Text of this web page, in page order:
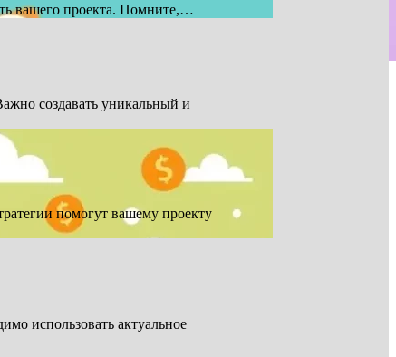
вашего проекта. Помните,…
создавать уникальный и
помогут вашему проекту
использовать актуальное